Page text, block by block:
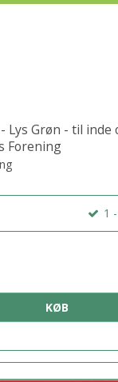
Lys Grøn - til inde
Forening
1
KØB